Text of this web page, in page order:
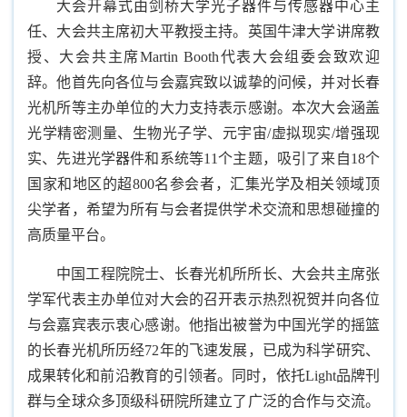
大会开幕式由剑桥大学光子器件与传感器中心主
任、大会共主席初大平教授主持。英国牛津大学讲席教
授、大会共主席Martin Booth代表大会组委会致欢迎
辞。他首先向各位与会嘉宾致以诚挚的问候，并对长春
光机所等主办单位的大力支持表示感谢。本次大会涵盖
光学精密测量、生物光子学、元宇宙/虚拟现实/增强现
实、先进光学器件和系统等11个主题，吸引了来自18个
国家和地区的超800名参会者，汇集光学及相关领域顶
尖学者，希望为所有与会者提供学术交流和思想碰撞的
高质量平台。
中国工程院院士、长春光机所所长、大会共主席张
学军代表主办单位对大会的召开表示热烈祝贺并向各位
与会嘉宾表示衷心感谢。他指出被誉为中国光学的摇篮
的长春光机所历经72年的飞速发展，已成为科学研究、
成果转化和前沿教育的引领者。同时，依托Light品牌刊
群与全球众多顶级科研院所建立了广泛的合作与交流。